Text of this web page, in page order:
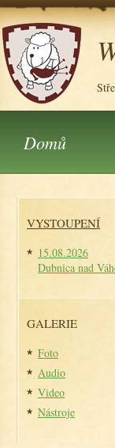
Domů
VYSTOUPENÍ
15.08.2026
Dubnica nad
GALERIE
Foto
Audio
Video
Nástroje